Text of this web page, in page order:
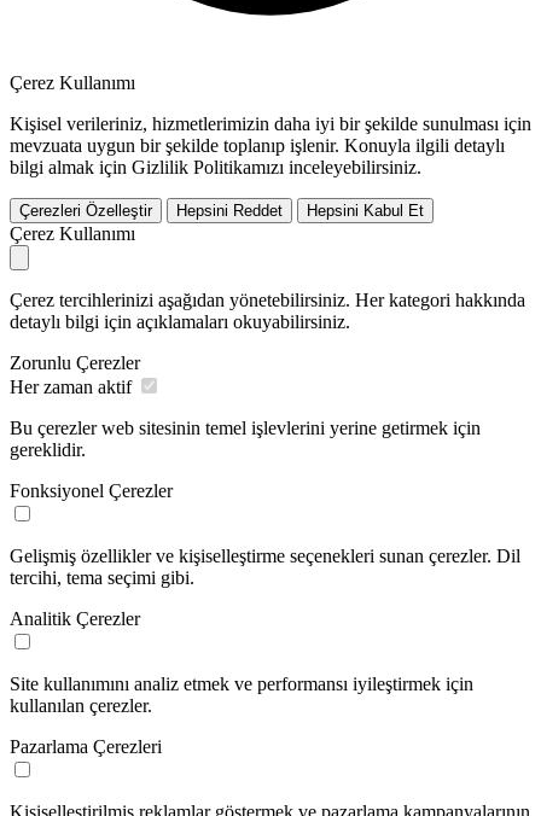
Çerez Kullanımı
Kişisel verileriniz, hizmetlerimizin daha iyi bir şekilde sunulması için
mevzuata uygun bir şekilde toplanıp işlenir. Konuyla ilgili detaylı
bilgi almak için Gizlilik Politikamızı inceleyebilirsiniz.
Çerezleri Özelleştir Hepsini Reddet Hepsini Kabul Et
Çerez Kullanımı
Çerez tercihlerinizi aşağıdan yönetebilirsiniz. Her kategori hakkında
detaylı bilgi için açıklamaları okuyabilirsiniz.
Zorunlu Çerezler
Her zaman aktif
Bu çerezler web sitesinin temel işlevlerini yerine getirmek için
gereklidir.
Fonksiyonel Çerezler
Gelişmiş özellikler ve kişiselleştirme seçenekleri sunan çerezler. Dil
tercihi, tema seçimi gibi.
Analitik Çerezler
Site kullanımını analiz etmek ve performansı iyileştirmek için
kullanılan çerezler.
Pazarlama Çerezleri
Kişiselleştirilmiş reklamlar göstermek ve pazarlama kampanyalarının